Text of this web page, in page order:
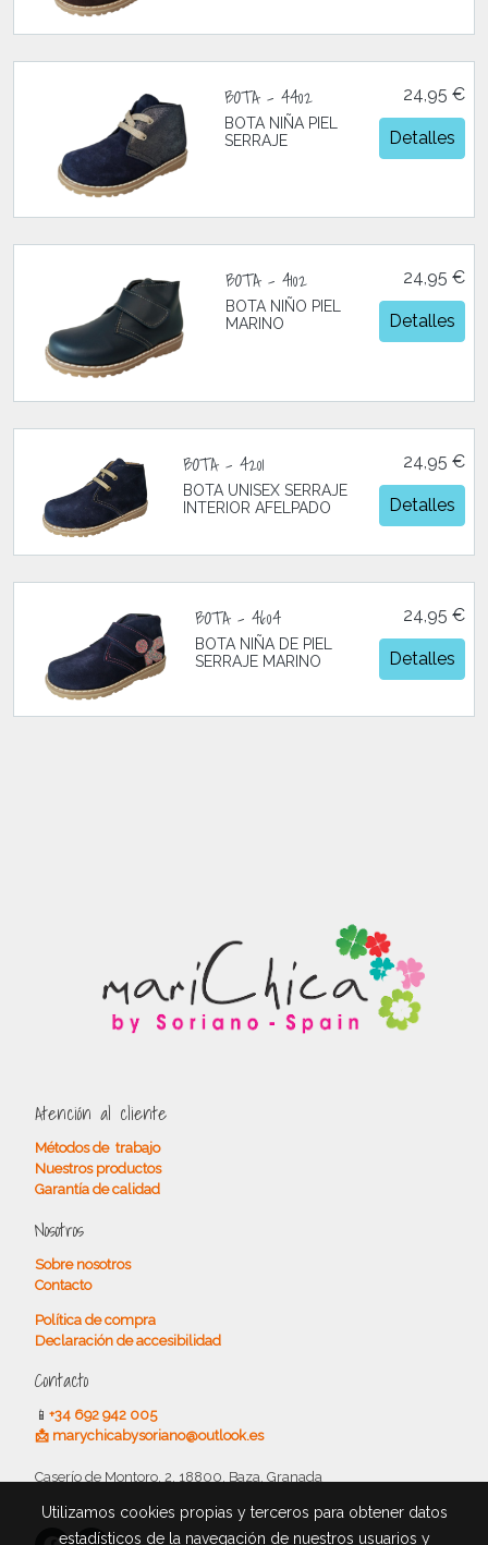
BOTA - 4402
BOTA NIÑA PIEL
SERRAJE
24,95 €
Detalles
BOTA - 4102
BOTA NIÑO PIEL
MARINO
24,95 €
Detalles
BOTA - 4201
BOTA UNISEX SERRAJE
INTERIOR AFELPADO
24,95 €
Detalles
BOTA - 4604
BOTA NIÑA DE PIEL
SERRAJE MARINO
24,95 €
Detalles
Atención al cliente
Métodos de trabajo
Nuestros productos
Garantía de calidad
Nosotros
Sobre nosotros
Contacto
Política de compra
Declaración de accesibilidad
Contacto
📱 +34 692 942 005
📩 marychicabysoriano@outlook.es
Caserío de Montoro, 2, 18800, Baza, Granada
Utilizamos cookies propias y terceros para obtener datos
estadísticos de la navegación de nuestros usuarios y